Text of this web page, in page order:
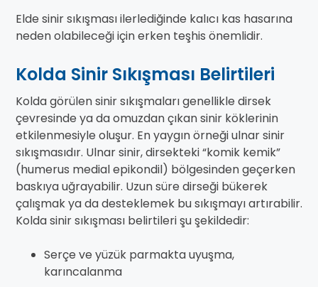
Elde sinir sıkışması ilerlediğinde kalıcı kas hasarına
neden olabileceği için erken teşhis önemlidir.
Kolda Sinir Sıkışması Belirtileri
Kolda görülen sinir sıkışmaları genellikle dirsek
çevresinde ya da omuzdan çıkan sinir köklerinin
etkilenmesiyle oluşur. En yaygın örneği ulnar sinir
sıkışmasıdır. Ulnar sinir, dirsekteki “komik kemik”
(humerus medial epikondil) bölgesinden geçerken
baskıya uğrayabilir. Uzun süre dirseği bükerek
çalışmak ya da desteklemek bu sıkışmayı artırabilir.
Kolda sinir sıkışması belirtileri şu şekildedir:
Serçe ve yüzük parmakta uyuşma,
karıncalanma